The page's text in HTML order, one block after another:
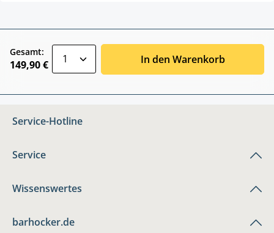
Gesamt:
149,90 € In den Warenkorb
Service-Hotline
Service
Wissenswertes
barhocker.de